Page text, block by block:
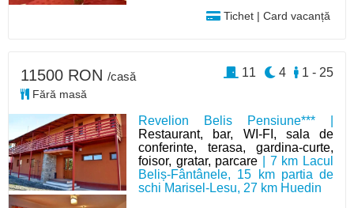
Tichet | Card vacanță
Revelion Belis Pensiune*** |
Restaurant, bar, WI-FI, sala de
conferinte, terasa, gardina-curte,
foisor, gratar, parcare | 7 km Lacul
Beliș-Fântânele, 15 km partia de
schi Marisel-Lesu, 27 km Huedin
11500 RON /casă
Fără masă
1 - 25
4
11